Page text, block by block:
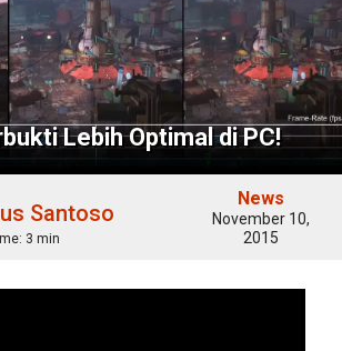
Lebih Optimal di PC!
Santoso
3 min
News
November 10,
2015